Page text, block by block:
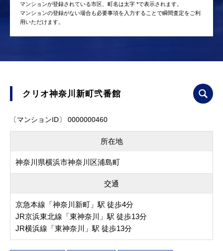
マンションが登録されている市区、町名は太字 *で表示されます。
マンションの登録がない場合も必要事項を入力することで瞬間査定をご利
用いただけます。
クリオ神奈川新町弐番館
〔マンションID〕 0000000460
所在地
神奈川県横浜市神奈川区浦島町
交通
京急本線「神奈川新町」駅 徒歩4分
JR京浜東北線「東神奈川」駅 徒歩13分
JR横浜線「東神奈川」駅 徒歩13分